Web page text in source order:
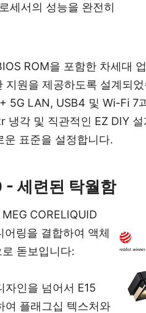
세서의 성능을 완전히
ROM을 포함한 차세대
원을 제공하도록 설계되
5G LAN, USB4 및 Wi-Fi 7
냉각 및 직관적인 EZ DIY
표준을 설정합니다.
- 세련된 탁월함
CORELIQUID
링을 결합하여 액체
돋보입니다:
자인을 넘어서 E15
여 플래그십 텍스처와